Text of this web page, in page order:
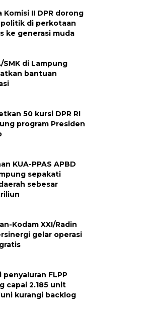
Komisi II DPR dorong
di perkotaan
ke generasi muda
SMK di Lampung
bantuan
50 kursi DPR RI
program Presiden
KUA-PPAS APBD
sepakati
sebesar
Kodam XXI/Radin
gelar operasi
penyaluran FLPP
capai 2.185 unit
kurangi backlog